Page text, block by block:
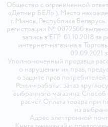
Общество с ограниченной
«Детмир БЕЛ» ). Место
г. Минск, Республика
регистрации № 0072500
запись в ЕГР 01.10.2018 за
интернет-магазина в
09.09.2021
Уполномоченный продавца
о нарушении их прав,
о защите прав
Режим работы: заказ
выбранного магазина.
расчёт. Оплата товара при
из
Адрес электронной